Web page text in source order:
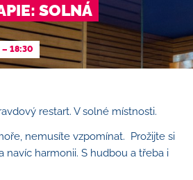
SOLNÁ
– 18:30
restart. V solné místnosti.
nemusíte vzpomínat. Prožijte si
navíc harmonii. S hudbou a třeba i